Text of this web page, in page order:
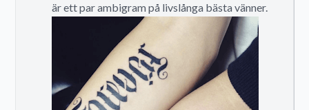
är ett par ambigram på livslånga bästa vänner.